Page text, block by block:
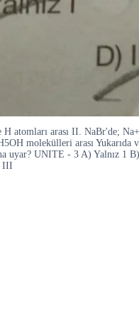
atomları arası II. NaBr'de;
molekülleri arası Yukarıda
uyar? UNITE - 3 A) Yalnız 1
III